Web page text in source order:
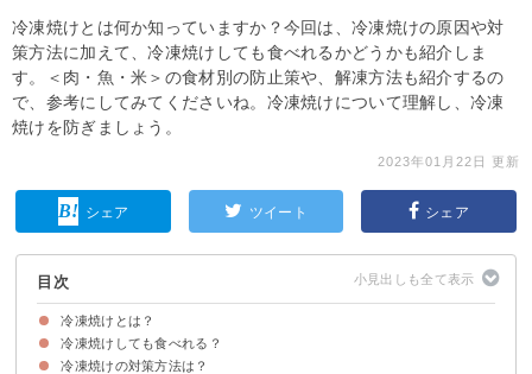
冷凍焼けとは何か知っていますか？今回は、冷凍焼けの原因や対
策方法に加えて、冷凍焼けしても食べれるかどうかも紹介しま
す。＜肉・魚・米＞の食材別の防止策や、解凍方法も紹介するの
で、参考にしてみてくださいね。冷凍焼けについて理解し、冷凍
焼けを防ぎましょう。
2023年01月22日 更新
シェア ツイート シェア
目次
冷凍焼けとは？
冷凍焼けの原因
冷凍焼けの見分け方
冷凍焼けしても食べれる？
冷凍焼けしても食べれるが美味しくない
冷凍焼けの対策方法は？